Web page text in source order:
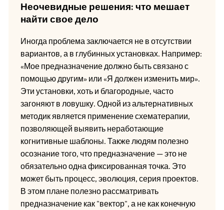
Неочевидные решения: что мешает
найти свое дело
Иногда проблема заключается не в отсутствии
вариантов, а в глубинных установках. Например:
«Мое предназначение должно быть связано с
помощью другим» или «Я должен изменить мир».
Эти установки, хоть и благородные, часто
загоняют в ловушку. Одной из альтернативных
методик является применение схематерапии,
позволяющей выявить неработающие
когнитивные шаблоны. Также людям полезно
осознание того, что предназначение — это не
обязательно одна фиксированная точка. Это
может быть процесс, эволюция, серия проектов.
В этом плане полезно рассматривать
предназначение как "вектор", а не как конечную